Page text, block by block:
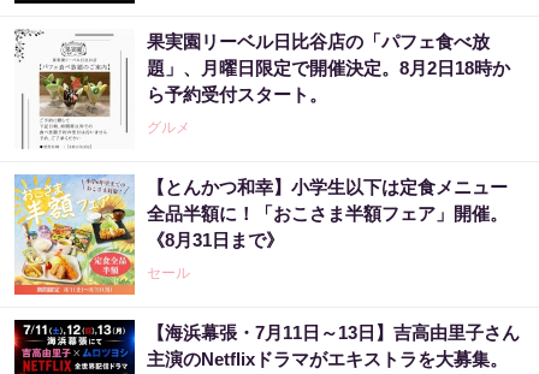
果実園リーベル日比谷店の「パフェ食べ放
題」、月曜日限定で開催決定。8月2日18時か
ら予約受付スタート。
グルメ
【とんかつ和幸】小学生以下は定食メニュー
全品半額に！「おこさま半額フェア」開催。
《8月31日まで》
セール
【海浜幕張・7月11日～13日】吉高由里子さん
主演のNetflixドラマがエキストラを大募集。